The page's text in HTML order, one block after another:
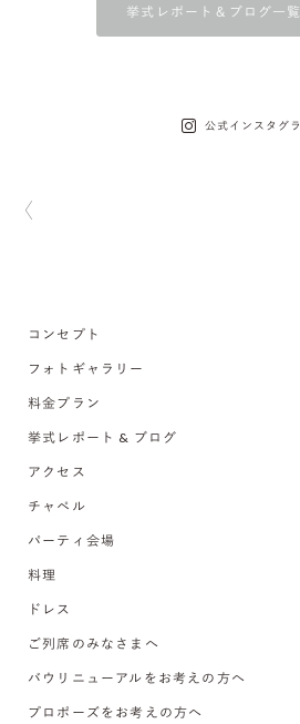
挙式レポート＆ブログ一
公式インスタグ
コンセプト
フォトギャラリー
料金プラン
挙式レポート & ブログ
アクセス
チャペル
パーティ会場
料理
ドレス
ご列席のみなさまへ
バウリニューアルをお考えの方へ
プロポーズをお考えの方へ